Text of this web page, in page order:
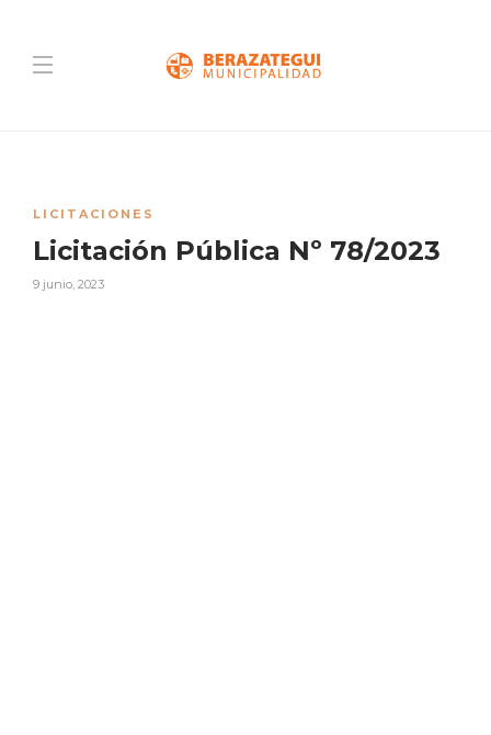
LICITACIONES
Licitación Pública Nº 78/2023
9 junio, 2023